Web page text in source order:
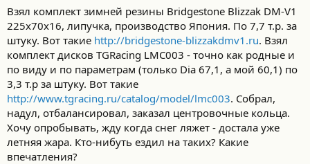
Взял комплект зимней резины Bridgestone Blizzak DM-V1
225х70х16, липучка, производство Япония. По 7,7 т.р. за
штуку. Вот такие http://bridgestone-blizzakdmv1.ru. Взял
комплект дисков TGRacing LMC003 - точно как родные и
по виду и по параметрам (только Dia 67,1, а мой 60,1) по
3,3 т.р за штуку. Вот такие
http://www.tgracing.ru/catalog/model/lmc003. Собрал,
надул, отбалансировал, заказал центровочные кольца.
Хочу опробывать, жду когда снег ляжет - достала уже
летняя жара. Кто-нибуть ездил на таких? Какие
впечатления?